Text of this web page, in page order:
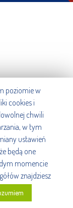
poziomie w
cookies i
chwili
w tym
ustawień
będą one
momencie
znajdziesz